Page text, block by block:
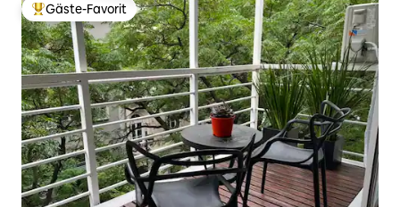
Beliebter Gäste-Favorit.
Gäste-Favorit